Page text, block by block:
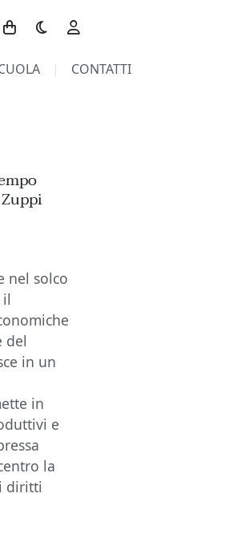
Toggle theme
CONTATTI
nel solco
del
in un
in
e
la
diritti